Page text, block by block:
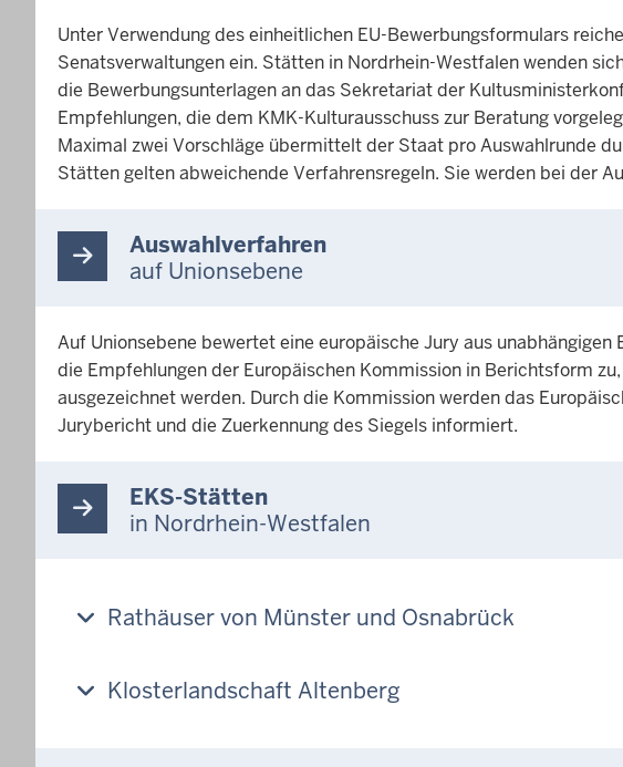
Unter Verwendung des einheitlichen EU-Bewerbungsformulars
Senatsverwaltungen ein. Stätten in Nordrhein-Westfalen wenden
die Bewerbungsunterlagen an das Sekretariat der
Empfehlungen, die dem KMK-Kulturausschuss zur Beratung
Maximal zwei Vorschläge übermittelt der Staat pro Auswahlrunde
Stätten gelten abweichende Verfahrensregeln. Sie werden bei der
Auswahlverfahren
auf Unionsebene
Auf Unionsebene bewertet eine europäische Jury aus
die Empfehlungen der Europäischen Kommission in Berichtsform
ausgezeichnet werden. Durch die Kommission werden das
Jurybericht und die Zuerkennung des Siegels informiert.
EKS-Stätten
in Nordrhein-Westfalen
Rathäuser von Münster und Osnabrück
Klosterlandschaft Altenberg